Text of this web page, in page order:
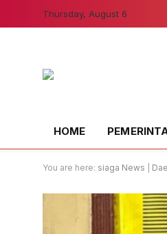
Thursday, August 6
HOME
You are here: siaga News